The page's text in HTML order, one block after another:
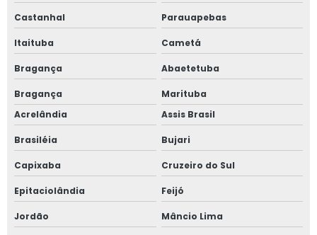
Castanhal Parauapebas
Itaituba Cametá
Bragança Abaetetuba
Bragança
Marituba
Acrelândia
Assis Brasil
Brasiléia Bujari
Capixaba Cruzeiro do Sul
Epitaciolândia Feijó
Jordão Mâncio Lima